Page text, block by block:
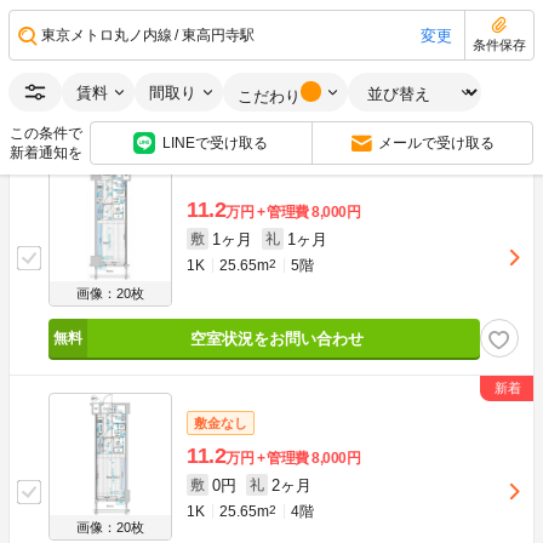
東京メトロ丸ノ内線 東高円寺駅 変更
条件保存
賃料 間取り こだわり
この条件で
新着通知を
LINEで受け取る メールで受け取る
画像：20枚
0円 1ヶ月
1K 25.65m
空室状況をお問い合わせ
画像：20枚
11.2万円 管理費8,000円
敷 1ヶ月 礼 1ヶ月
1K 25.65m2 5階
空室状況をお問い合わせ
画像：20枚
敷金なし
11.2万円 管理費8,000円
敷 0円 礼 2ヶ月
1K 25.65m2 4階